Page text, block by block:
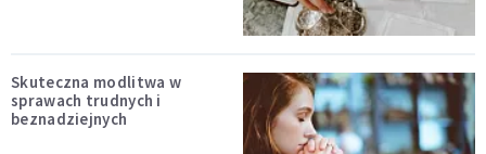
Skuteczna modlitwa w
sprawach trudnych i
beznadziejnych